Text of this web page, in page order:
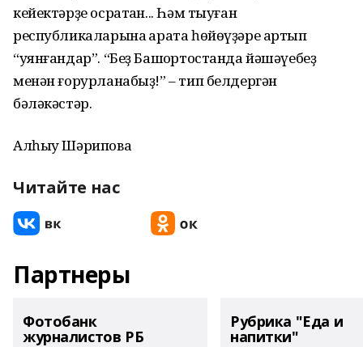
кейектәрҙе осратҡан... Һәм тыуған
республикаларына ҡарата һөйөүҙәре артып
“уянғандар”. “Беҙ Башҡортостанда йәшәүебеҙ
менән ғорурланабыҙ!” – тип белдергән
бәләкәстәр.
Алһыу Шәрипова
Читайте нас
Партнеры
Фотобанк
журналистов РБ
Рубрика "Еда и
напитки"